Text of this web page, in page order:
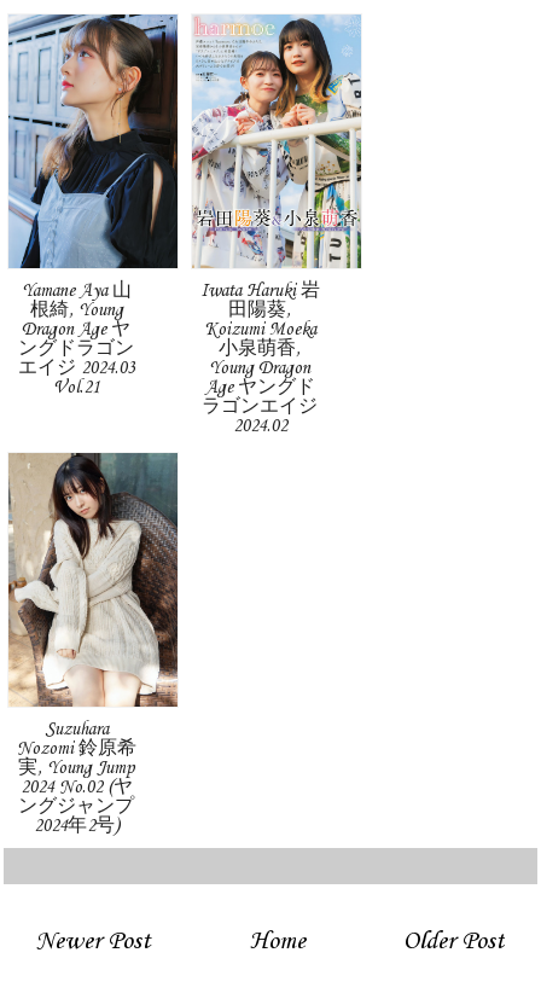
Yamane Aya 山
根綺, Young
Dragon Age ヤ
ングドラゴン
エイジ 2024.03
Vol.21
Iwata Haruki 岩
田陽葵,
Koizumi Moeka
小泉萌香,
Young Dragon
Age ヤングド
ラゴンエイジ
2024.02
Suzuhara
Nozomi 鈴原希
実, Young Jump
2024 No.02 (ヤ
ングジャンプ
2024年2号)
Newer Post Older Post
Home